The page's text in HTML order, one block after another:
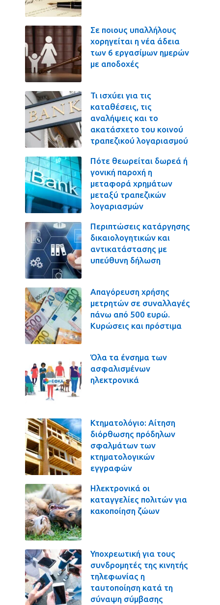
Σε ποιους υπαλλήλους
χορηγείται η νέα άδεια
των 6 εργασίμων ημερών
με αποδοχές
Τι ισχύει για τις
καταθέσεις, τις
αναλήψεις και το
ακατάσχετο του κοινού
τραπεζικού λογαριασμού
Πότε θεωρείται δωρεά ή
γονική παροχή η
μεταφορά χρημάτων
μεταξύ τραπεζικών
λογαριασμών
Περιπτώσεις κατάργησης
δικαιολογητικών και
αντικατάστασης με
υπεύθυνη δήλωση
Απαγόρευση χρήσης
μετρητών σε συναλλαγές
πάνω από 500 ευρώ.
Κυρώσεις και πρόστιμα
Όλα τα ένσημα των
ασφαλισμένων
ηλεκτρονικά
Κτηματολόγιο: Αίτηση
διόρθωσης πρόδηλων
σφαλμάτων των
κτηματολογικών
εγγραφών
Ηλεκτρονικά οι
καταγγελίες πολιτών για
κακοποίηση ζώων
Υποχρεωτική για τους
συνδρομητές της κινητής
τηλεφωνίας η
ταυτοποίηση κατά τη
σύναψη σύμβασης